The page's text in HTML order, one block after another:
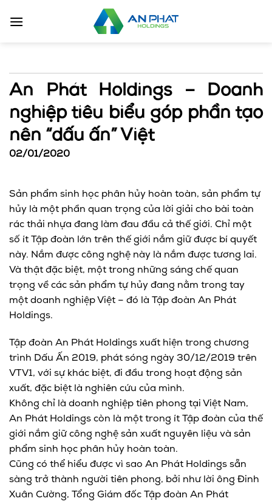
qua
An Phát Holdings – Doanh
nghiệp tiêu biểu góp phần tạo
nên “dấu ấn” Việt
02/01/2020
Sản phẩm sinh học phân hủy hoàn toàn, sản phẩm tự
hủy là một phần quan trọng của lời giải cho bài toàn
rác thải nhựa đang làm đau đầu cả thế giới. Chỉ một
số ít Tập đoàn lớn trên thế giới nắm giữ được bí quyết
này. Nắm được công nghệ này là nắm được tương lai.
Và thật đặc biệt, một trong những sáng chế quan
trọng về các sản phẩm tự hủy đang nằm trong tay
một doanh nghiệp Việt – đó là Tập đoàn An Phát
Holdings.
Tập đoàn An Phát Holdings xuất hiện trong chương
trình Dấu Ấn 2019, phát sóng ngày 30/12/2019 trên
VTV1, với sự khác biệt, đi đầu trong hoạt động sản
xuất, đặc biệt là nghiên cứu của mình.
Không chỉ là doanh nghiệp tiên phong tại Việt Nam,
An Phát Holdings còn là một trong ít Tập đoàn của thế
giới nắm giữ công nghệ sản xuất nguyên liệu và sản
phẩm sinh học phân hủy hoàn toàn.
Cũng có thể hiểu được vì sao An Phát Holdings sẵn
sàng trở thành người tiên phong, bởi như lời ông Đinh
Xuân Cường, Tổng Giám đốc Tập đoàn An Phát